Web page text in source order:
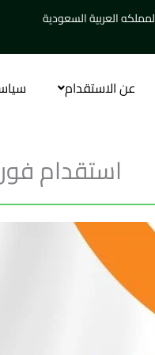
العربية السعودية
عن الاستقدام
استقدام